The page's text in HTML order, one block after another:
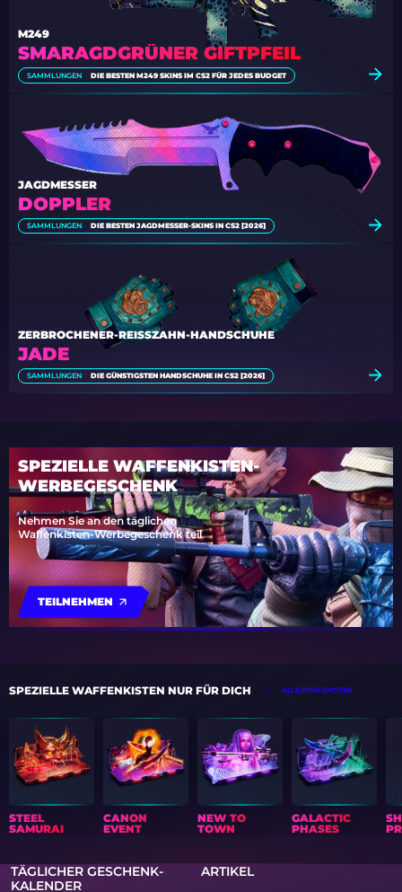
SMARAGDGRÜNER GIFTPFEIL
M249
SAMMLUNGEN DIE BESTEN M249 SKINS IM CS2 FÜR JEDES BUDGET
DOPPLER
JAGDMESSER
SAMMLUNGEN DIE BESTEN JAGDMESSER-SKINS IN CS2 [2026]
JADE
ZERBROCHENER-REISSZAHN-HANDSCHUHE
SAMMLUNGEN DIE GÜNSTIGSTEN HANDSCHUHE IN CS2 [2026]
SPEZIELLE WAFFENKISTEN-
WERBEGESCHENK
Nehmen Sie an den täglichen
Waffenkisten-Werbegeschenk teil
TEILNEHMEN
SPEZIELLE WAFFENKISTEN NUR FÜR DICH ALLE WAFFEKISTEN
STEEL
SAMURAI
CANON
EVENT
NEW TO
TOWN
GALACTIC
PHASES
TÄGLICHER GESCHENK-
KALENDER
ARTIKEL